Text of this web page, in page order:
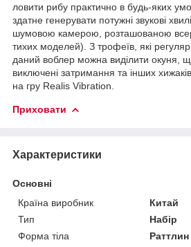
ловити рибу практично в будь-яких
здатне генерувати потужні звукові
шумовою камерою, розташованою
тихих моделей). З трофеїв, які
даний воблер можна виділити окуня,
виключені затримання та інших
на гру Realis Vibration.
Приховати
Характеристики
Основні
Країна виробник
Китай
Тип
Набір
Форма тіла